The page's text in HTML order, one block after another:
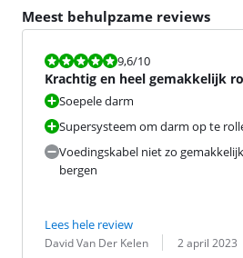
Meest behulpzame reviews
Beoordeling is 9,6 van de 10.
9,6/10
Krachtig en heel gemakkelijk
toestel
Soepele darm
Supersysteem om darm op te
Voedingskabel niet zo
bergen
Lees hele review
Beoordeling door:
David Van Der Kelen
Datum: 2 april 2023